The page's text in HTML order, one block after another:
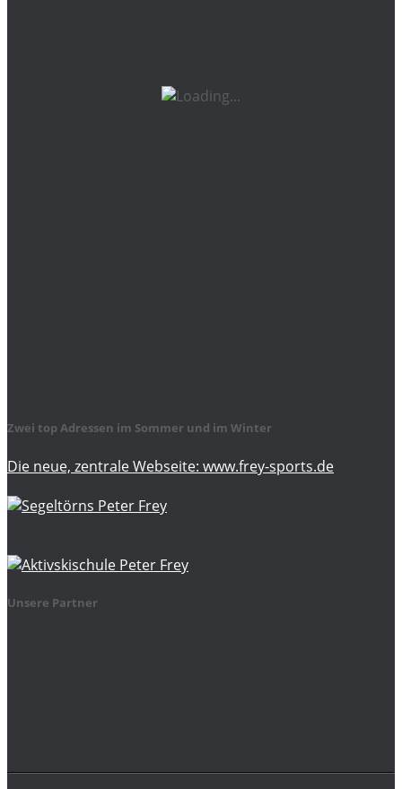
Zwei top Adressen im Sommer und im Winter
Die neue, zentrale Webseite: www.frey-sports.de
Unsere Partner